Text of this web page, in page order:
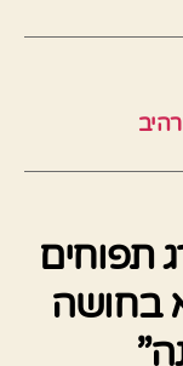
תפוחים
בחושה